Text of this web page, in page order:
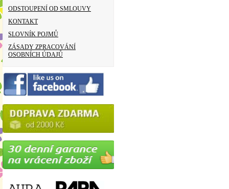
ODSTOUPENÍ OD SMLOUVY
KONTAKT
SLOVNÍK POJMŮ
ZÁSADY ZPRACOVÁNÍ
OSOBNÍCH ÚDAJŮ